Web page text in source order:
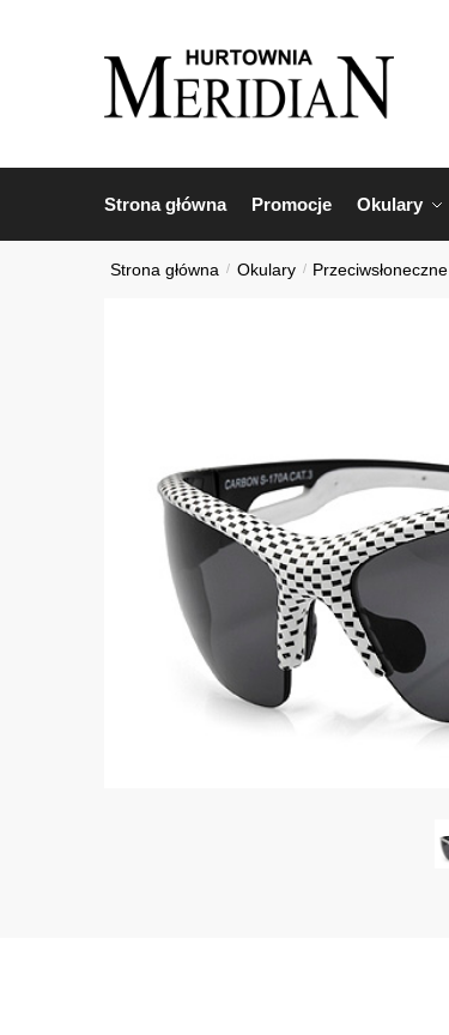
Strona główna Promocje Okulary
Strona główna / Okulary / Przeciwsłoneczne